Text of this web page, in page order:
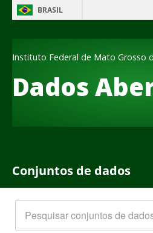
BRASIL
Dados
Instituto Federal de Mato Grosso
Conjuntos de dados
Organizações
Sobre
Conjuntos de dados